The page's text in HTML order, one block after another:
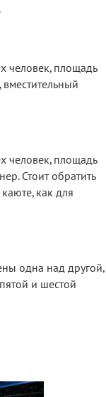
человек, площадь
вместительный
человек, площадь
Стоит обратить
как для
одна над другой,
и шестой